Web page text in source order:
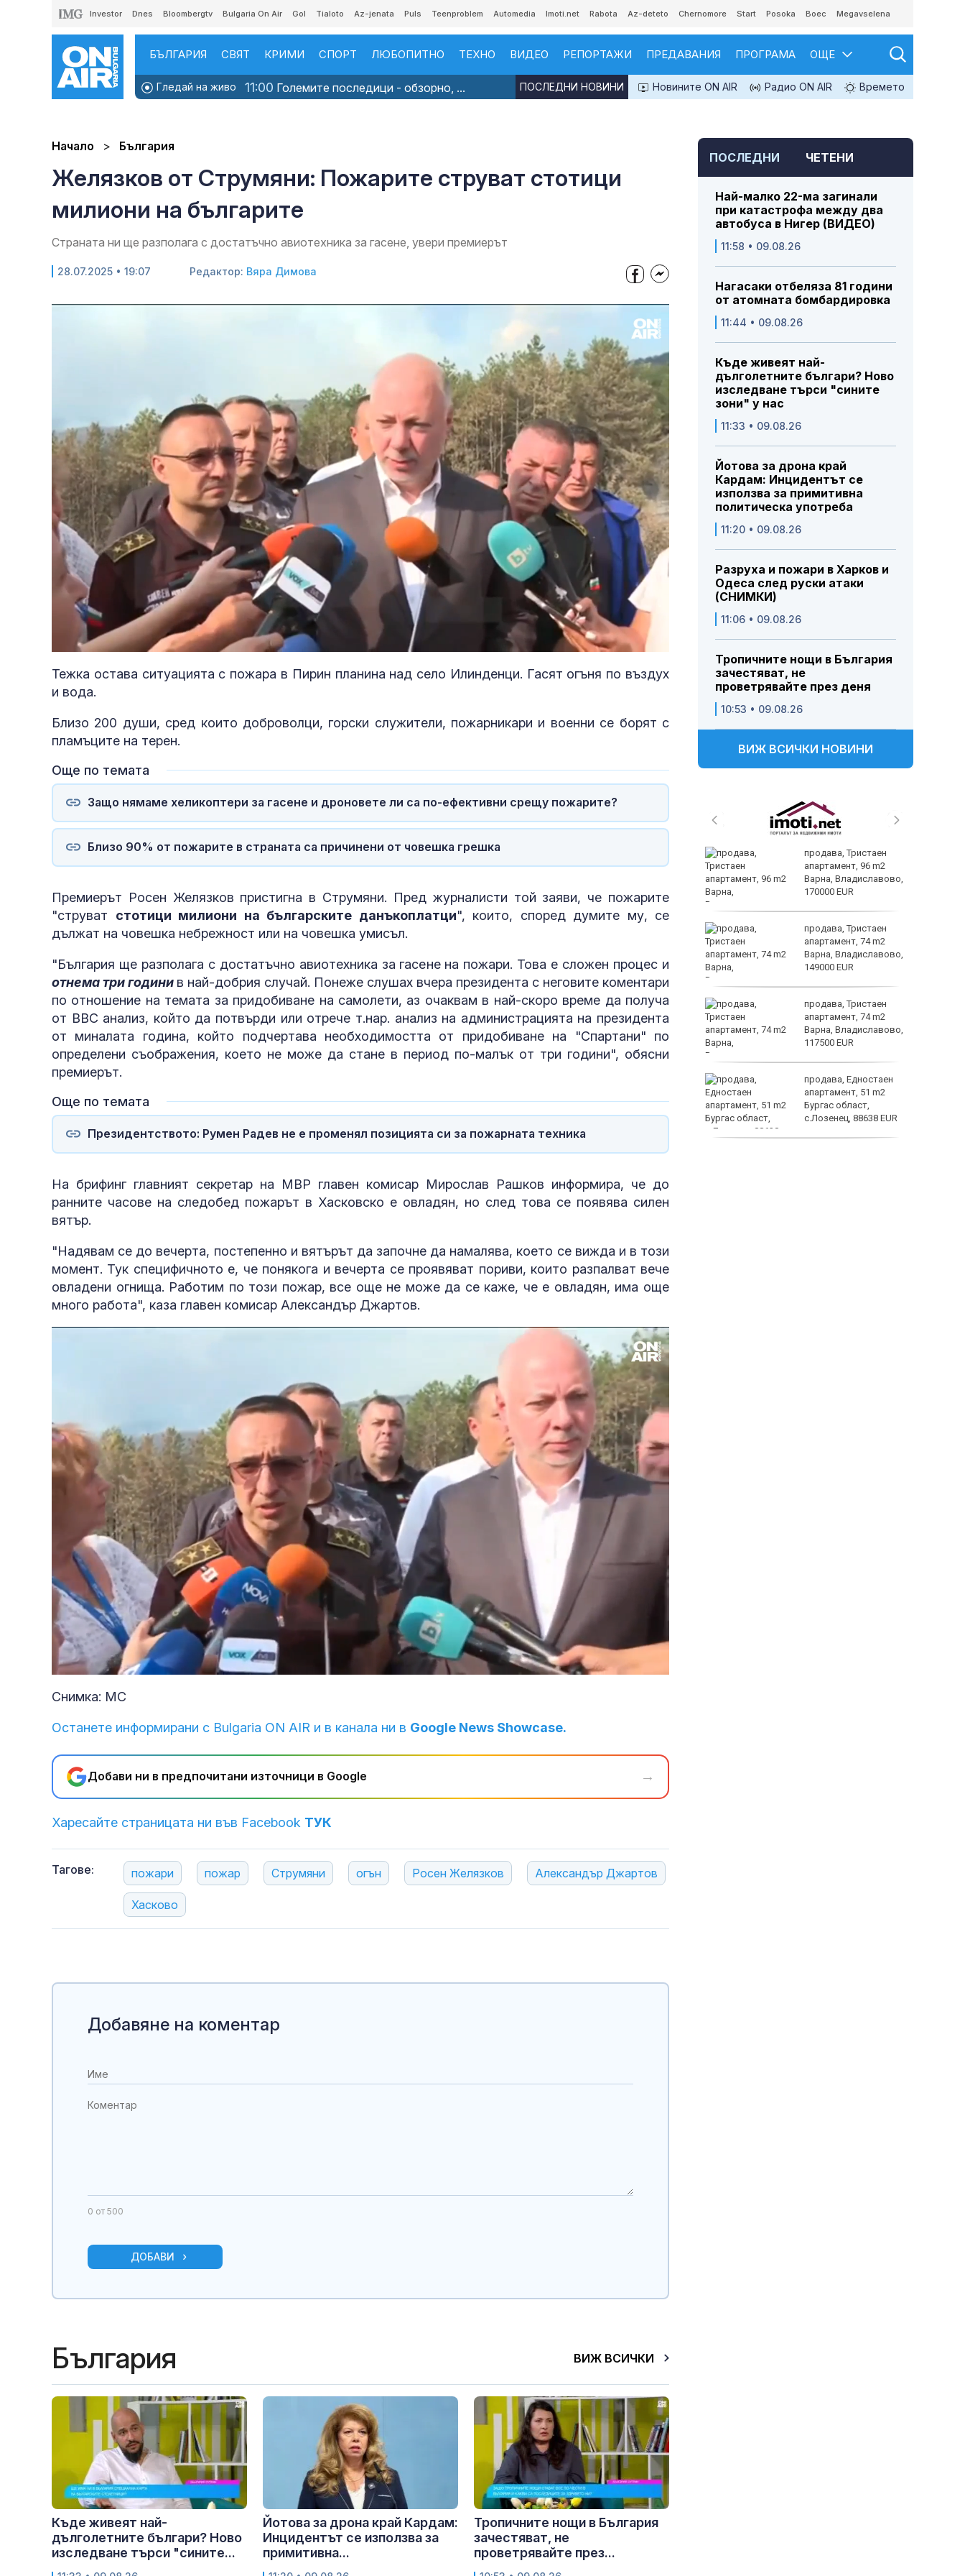
Investor Dnes Bloombergtv Bulgaria On Air Gol Tialoto Az-jenata Puls Teenproblem Automedia Imoti.net Rabota Az-deteto Chernomore Start Posoka Boec Megavselena
БЪЛГАРИЯ СВЯТ КРИМИ СПОРТ ЛЮБОПИТНО ТЕХНО ВИДЕО РЕПОРТАЖИ ПРЕДАВАНИЯ ПРОГРАМА ОЩЕ
Гледай на живо 11:00 Големите последици - обзорно, ... Новините ON AIR Радио ON AIR Времето
ПОСЛЕДНИ НОВИНИ
Начало България
Желязков от Струмяни: Пожарите струват стотици
милиони на българите
Страната ни ще разполага с достатъчно авиотехника за гасене, увери премиерът
28.07.2025 • 19:07 Редактор: Вяра Димова
Unmute Loaded :
61.13%
Тежка остава ситуацията с пожара в Пирин планина над село Илинденци. Гасят огъня по въздух
и вода.
Близо 200 души, сред които доброволци, горски служители, пожарникари и военни се борят с
пламъците на терен.
Още по темата
Защо нямаме хеликоптери за гасене и дроновете ли са по-ефективни срещу пожарите?
Близо 90% от пожарите в страната са причинени от човешка грешка
Премиерът Росен Желязков пристигна в Струмяни. Пред журналисти той заяви, че пожарите
"струват стотици милиони на българските данъкоплатци", които, според думите му, се
дължат на човешка небрежност или на човешка умисъл.
"България ще разполага с достатъчно авиотехника за гасене на пожари. Това е сложен процес и
отнема три години в най-добрия случай. Понеже слушах вчера президента с неговите коментари
по отношение на темата за придобиване на самолети, аз очаквам в най-скоро време да получа
от ВВС анализ, който да потвърди или отрече т.нар. анализ на администрацията на президента
от миналата година, който подчертава необходимостта от придобиване на "Спартани" по
определени съображения, което не може да стане в период по-малък от три години", обясни
премиерът.
Още по темата
Президентството: Румен Радев не е променял позицията си за пожарната техника
На брифинг главният секретар на МВР главен комисар Мирослав Рашков информира, че до
ранните часове на следобед пожарът в Хасковско е овладян, но след това се появява силен
вятър.
"Надявам се до вечерта, постепенно и вятърът да започне да намалява, което се вижда и в този
момент. Тук специфичното е, че понякога и вечерта се проявяват пориви, които разпалват вече
овладeни огнища. Работим по този пожар, все още не може да се каже, че е овладян, има още
много работа", каза главен комисар Александър Джартов.
Снимка: МС
Останете информирани с Bulgaria ON AIR и в канала ни в Google News Showcase.
Добави ни в предпочитани източници в Google →
Харесайте страницата ни във Facebook ТУК
Тагове: пожари пожар Струмяни огън Росен Желязков Александър Джартов
Хасково
ПОСЛЕДНИ ЧЕТЕНИ
Най-малко 22-ма загинали
при катастрофа между два
автобуса в Нигер (ВИДЕО)
11:58 • 09.08.26
Нагасаки отбеляза 81 години
от атомната бомбардировка
11:44 • 09.08.26
Къде живеят най-
дълголетните българи? Ново
изследване търси "сините
зони" у нас
11:33 • 09.08.26
Йотова за дрона край
Кардам: Инцидентът се
използва за примитивна
политическа употреба
11:20 • 09.08.26
Разруха и пожари в Харков и
Одеса след руски атаки
(СНИМКИ)
11:06 • 09.08.26
Тропичните нощи в България
зачестяват, не
проветрявайте през деня
10:53 • 09.08.26
ВИЖ ВСИЧКИ НОВИНИ
Почина певицата
Джансевер Далипова
В Кричим събират пари
за съдебните разходи
Над 20 000 евакуирани
в Британска Колумбия
гасенето на пожара
край Бобошево
дехидратация при
родителите
Почти половината
бебета по света са
изключително
кърмени през първите
шест месеца
на възрастта?
продава, Тристаен
апартамент, 96 m2
Варна, Владиславово,
170000 EUR
продава, Тристаен
апартамент, 74 m2
Варна, Владиславово,
149000 EUR
продава, Тристаен
апартамент, 74 m2
Варна, Владиславово,
117500 EUR
продава, Едностаен
апартамент, 51 m2
Бургас област,
с.Лозенец, 88638 EUR
Добавяне на коментар
0 от 500
ДОБАВИ
България ВИЖ ВСИЧКИ
Къде живеят най-
дълголетните българи? Ново
изследване търси "сините...
Йотова за дрона край Кардам:
Инцидентът се използва за
примитивна...
Тропичните нощи в България
зачестяват, не
проветрявайте през...